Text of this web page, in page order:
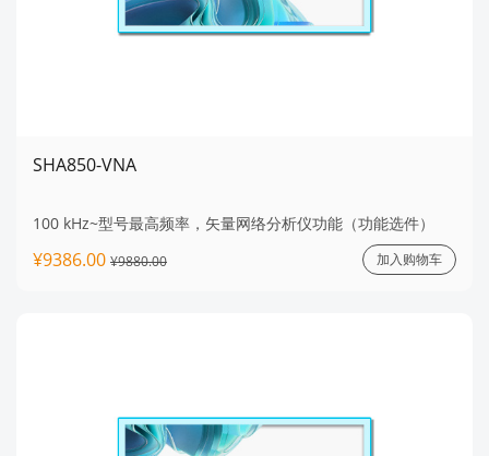
SHA850-VNA
100 kHz~型号最高频率，矢量网络分析仪功能（功能选件）
¥9386.00 ¥9880.00 加入购物车